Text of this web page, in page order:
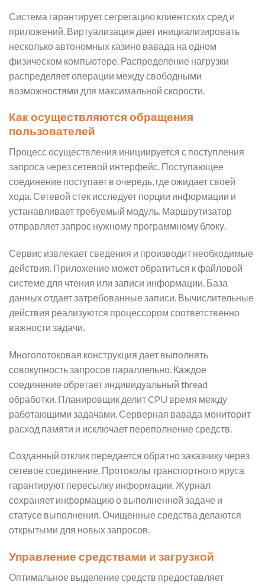
Система гарантирует сегрегацию клиентских сред и
приложений. Виртуализация дает инициализировать
несколько автономных казино вавада на одном
физическом компьютере. Распределение нагрузки
распределяет операции между свободными
возможностями для максимальной скорости.
Как осуществляются обращения
пользователей
Процесс осуществления инициируется с поступления
запроса через сетевой интерфейс. Поступающее
соединение поступает в очередь, где ожидает своей
хода. Сетевой стек исследует порции информации и
устанавливает требуемый модуль. Маршрутизатор
отправляет запрос нужному программному блоку.
Сервис извлекает сведения и производит необходимые
действия. Приложение может обратиться к файловой
системе для чтения или записи информации. База
данных отдает затребованные записи. Вычислительные
действия реализуются процессором соответственно
важности задачи.
Многопотоковая конструкция дает выполнять
совокупность запросов параллельно. Каждое
соединение обретает индивидуальный thread
обработки. Планировщик делит CPU время между
работающими задачами. Серверная вавада мониторит
расход памяти и исключает переполнение средств.
Созданный отклик передается обратно заказчику через
сетевое соединение. Протоколы транспортного яруса
гарантируют пересылку информации. Журнал
сохраняет информацию о выполненной задаче и
статусе выполнения. Очищенные средства делаются
открытыми для новых запросов.
Управление средствами и загрузкой
Оптимальное выделение средств предоставляет